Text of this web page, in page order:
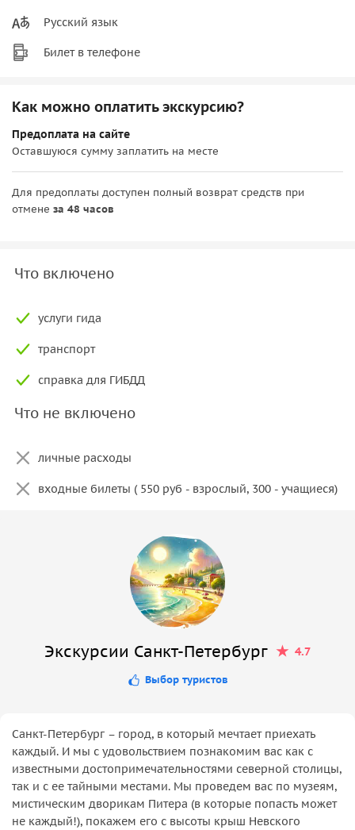
Русский язык
Билет в телефоне
Как можно оплатить экскурсию?
Предоплата на сайте
Оставшуюся сумму заплатить на месте
Для предоплаты доступен полный возврат средств при
отмене за 48 часов
Что включено
услуги гида
транспорт
справка для ГИБДД
Что не включено
личные расходы
входные билеты ( 550 руб - взрослый, 300 - учащиеся)
Экскурсии Санкт-Петербург 4.7
Выбор туристов
Санкт-Петербург – город, в который мечтает приехать
каждый. И мы с удовольствием познакомим вас как с
известными достопримечательностями северной столицы,
так и с ее тайными местами. Мы проведем вас по музеям,
мистическим дворикам Питера (в которые попасть может
не каждый!), покажем его с высоты крыш Невского